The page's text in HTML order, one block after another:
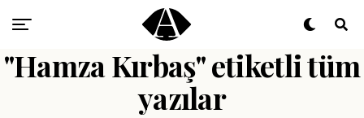
"Hamza Kırbaş" etiketli tüm
yazılar